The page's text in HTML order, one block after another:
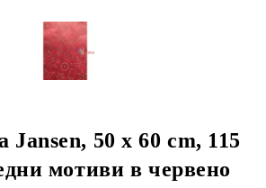
Jansen, 50 x 60 cm, 115
мотиви в червено